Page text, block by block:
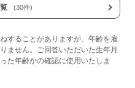
勤務で返済免除）
(30件)
することがありますが、年齢を雇
ません。ご回答いただいた生年月
た年齢かの確認に使用いたしま